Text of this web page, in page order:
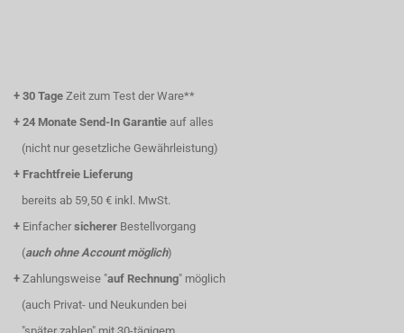
+ 30 Tage Zeit zum Test der Ware**
+ 24 Monate Send-In Garantie auf alles
(nicht nur gesetzliche Gewährleistung)
+ Frachtfreie Lieferung
bereits ab 59,50 € inkl. MwSt.
+ Einfacher sicherer Bestellvorgang
(auch ohne Account möglich)
+ Zahlungsweise "auf Rechnung" möglich
(auch Privat- und Neukunden bei